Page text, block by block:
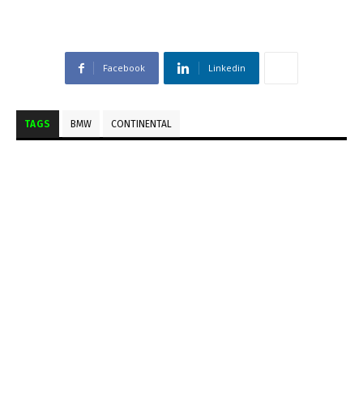
Facebook Linkedin
TAGS BMW CONTINENTAL